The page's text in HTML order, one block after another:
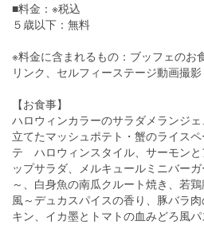
■料金：※税込
５歳以下：無料
※料金に含まれるもの：ブッフェのお
リンク、セルフィーステージ動画撮影
【お食事】
ハロウィンカラーのサラダメランジ
立てたマッシュポテト・蟹のライス
テ ハロウィンスタイル、サーモンと
ップサラダ、メルキュールミニバー
～、白身魚の南瓜クルート焼き、若
風～デュカスパイスの香り、豚バラ
キン、イカ墨とトマトの血みどろ風